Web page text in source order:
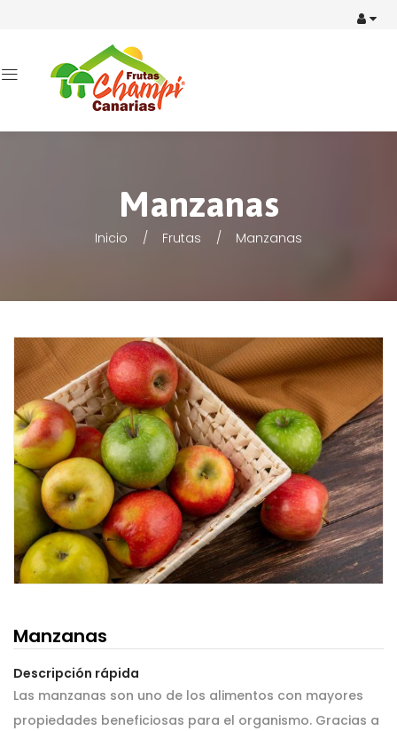
Manzanas
Inicio Frutas Manzanas
Manzanas
Descripción rápida
Las manzanas son uno de los alimentos con mayores
propiedades beneficiosas para el organismo. Gracias a